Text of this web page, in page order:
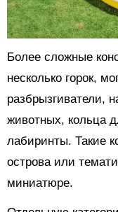
Более сложные
несколько горок,
разбрызгиватели,
животных, кольца
лабиринты. Такие
острова или
миниатюре.